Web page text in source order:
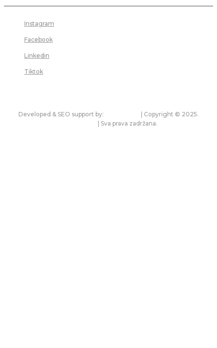
Instagram
Facebook
Linkedin
Tiktok
Developed & SEO support by:
| Copyright © 2025.
| Sva prava zadržana.